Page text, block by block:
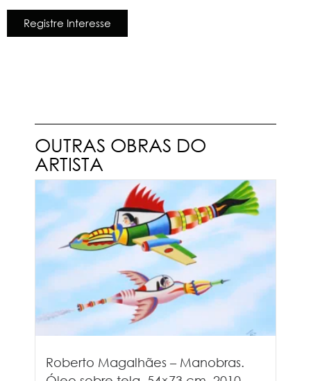
Registre Interesse
OUTRAS OBRAS DO
ARTISTA
Roberto Magalhães – Manobras.